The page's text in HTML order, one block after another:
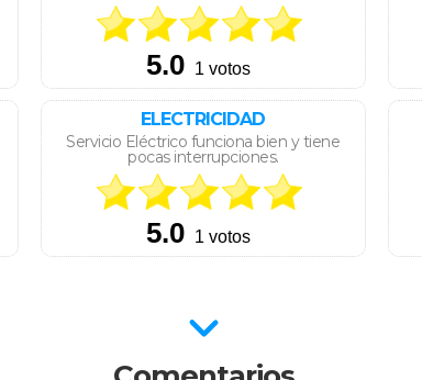
ELECTRICIDAD
Servicio Eléctrico funciona bien y tiene
pocas interrupciones.